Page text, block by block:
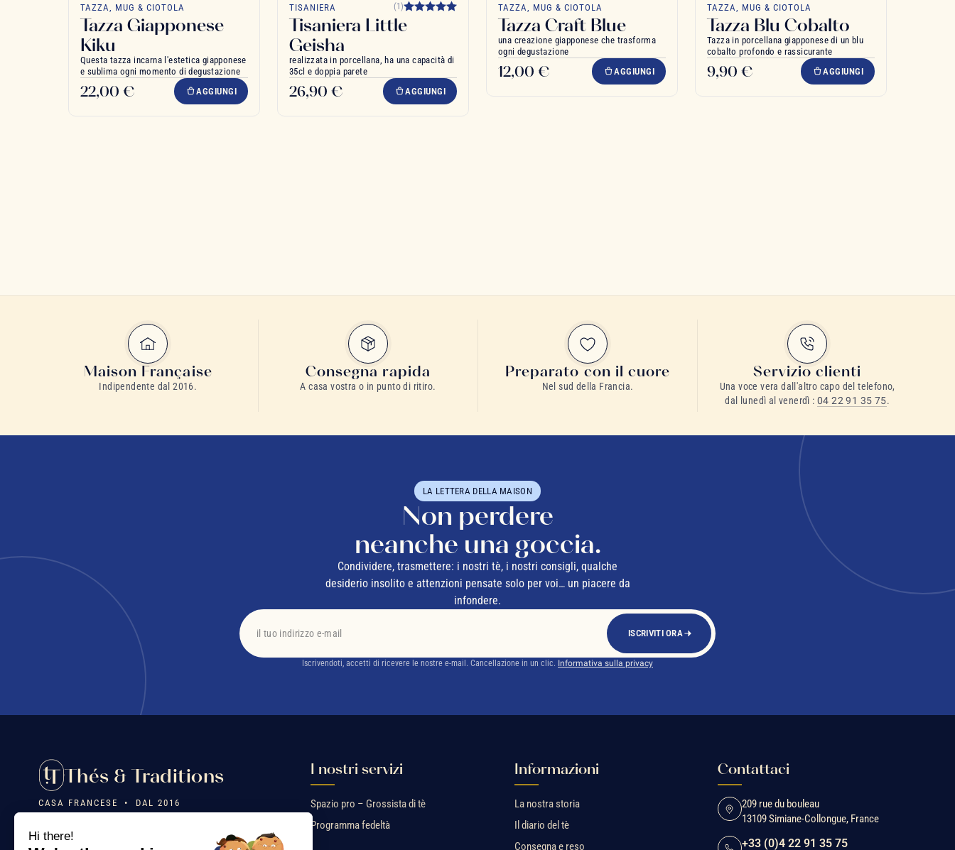
TAZZA, MUG & CIOTOLA
Tazza Giapponese
Kiku
Questa tazza incarna l'estetica giapponese
e sublima ogni momento di degustazione
22,00 € AGGIUNGI
TISANIERA (1)
Tisaniera Little
Geisha
realizzata in porcellana, ha una capacità di
35cl e doppia parete
26,90 € AGGIUNGI
TAZZA, MUG & CIOTOLA
Tazza Craft Blue
una creazione giapponese che trasforma
ogni degustazione
12,00 € AGGIUNGI
TAZZA, MUG & CIOTOLA
Tazza Blu Cobalto
Tazza in porcellana giapponese di un blu
cobalto profondo e rassicurante
9,90 € AGGIUNGI
Maison Française
Indipendente dal 2016.
Consegna rapida
A casa vostra o in punto di ritiro.
Preparato con il cuore
Nel sud della Francia.
Servizio clienti
Una voce vera dall'altro capo del telefono,
dal lunedì al venerdì : 04 22 91 35 75.
LA LETTERA DELLA MAISON
Non perdere
neanche una goccia.
Condividere, trasmettere: i nostri tè, i nostri consigli, qualche
desiderio insolito e attenzioni pensate solo per voi… un piacere da
infondere.
ISCRIVITI ORA
Iscrivendoti, accetti di ricevere le nostre e-mail. Cancellazione in un clic. Informativa sulla privacy
Thés & Traditions
CASA FRANCESE • DAL 2016
lo più biologici, ideati in famiglia e confezionati in Francia.
I nostri servizi
Spazio pro – Grossista di tè
Programma fedeltà
Informazioni
La nostra storia
Il diario del tè
Consegna e reso
Contattaci
209 rue du bouleau
13109 Simiane-Collongue, France
+33 (0)4 22 91 35 75
Hi there!